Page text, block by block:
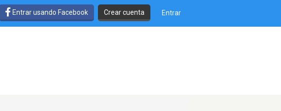
Entrar usando Facebook Crear cuenta Entrar